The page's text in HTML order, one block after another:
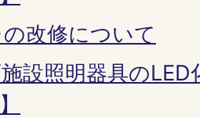
改修について
設照明器具の